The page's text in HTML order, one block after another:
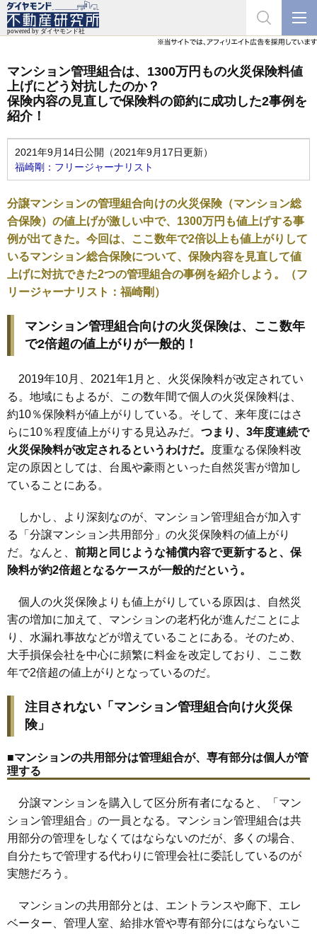
マンション管理組合は、1300万円もの火災保険料値
上げにどう対抗したのか？
保険内容の見直しで保険料の節約に成功した2事例を
紹介！
2021年9月14日公開（2021年9月17日更新）
福崎剛：フリージャーナリスト
分譲マンションの管理組合向けの火災保険（マンション総
合保険）の値上げが激しい中で、1300万円も値上げする事
例が出てきた。今回は、ここ数年で2倍以上も値上がりして
いるマンション総合保険について、保険内容を見直して値
上げに対抗できた2つの管理組合の事例を紹介しよう。（フ
リージャーナリスト：福崎剛）
マンション管理組合向けの火災保険は、ここ数年
で2倍超の値上がりが一般的！
2019年10月、2021年1月と、火災保険料が改定されてい
る。地域にもよるが、この数年間で個人の火災保険料は、
約10％保険料が値上がりしている。そして、来年度にはさ
らに10％程度値上がりする見込みだ。 つまり、3年度連続で
火災保険料が改定されるというわけだ。
度重なる保険料改
定の原因としては、台風や豪雨といった自然災害が増加し
ていることにある。
しかし、より深刻なのが、マンション管理組合が加入す
る「分譲マンション共用部分」の火災保険料の値上がり
だ。なんと、 前期と同じような補償内容で更新すると、保
険料が約2倍超となるケースが一般的だという。
個人の火災保険よりも値上がりしている原因は、自然災
害の増加に加えて、マンションの老朽化が進んだことによ
り、水漏れ事故などが増えていることにある。そのため、
大手損保会社を中心に頻繁に料金を改定しており、ここ数
年で2倍超の値上がりとなっているのだ。
注目されない「マンション管理組合向け火災保
険」
■マンションの共用部分は管理組合が、専有部分は個人が管
理する
分譲マンションを購入して区分所有者になると、「マン
ション管理組合」の一員となる。マンション管理組合は共
用部分の管理をしなくてはならないのだが、多くの場合、
自分たちで管理する代わりに管理会社に委託しているのが
実態だろう。
マンションの共用部分とは、エントランスや廊下、エレ
ベーター、管理人室、給排水管や専有部分にはならないこ